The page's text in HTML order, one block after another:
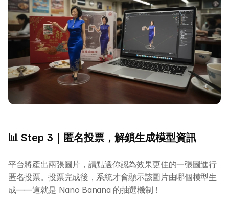
📊 Step 3｜匿名投票，解鎖生成模型資訊
平台將產出兩張圖片，請點選你認為效果更佳的一張圖進行
匿名投票。投票完成後，系統才會顯示該圖片由哪個模型生
成——這就是 Nano Banana 的抽選機制！
一年任學 AI 課程計劃
網上 AI 學習平台
AI 應用服務
AI 創意廣告服務
聯絡我們